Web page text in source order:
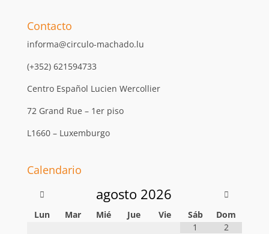
Contacto
informa@circulo-machado.lu
(+352) 621594733
Centro Español Lucien Wercollier
72 Grand Rue – 1er piso
L1660 – Luxemburgo
Calendario
agosto 2026
Lun Mar Mié Jue Vie Sáb
Dom
1
2